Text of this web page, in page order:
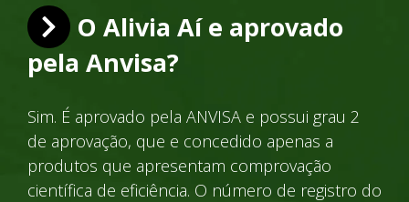
O Alivia Aí e aprovado
pela Anvisa?
Sim. É aprovado pela ANVISA e possui grau 2
de aprovação, que e concedido apenas a
produtos que apresentam comprovação
científica de eficiência. O número de registro do